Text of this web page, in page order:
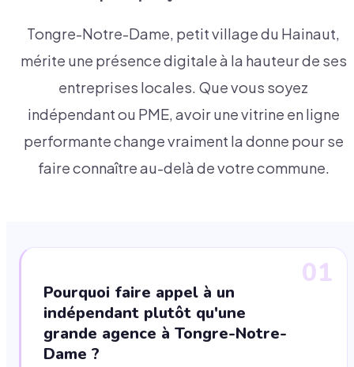
Tongre-Notre-Dame, petit village du Hainaut,
mérite une présence digitale à la hauteur de ses
entreprises locales. Que vous soyez
indépendant ou PME, avoir une vitrine en ligne
performante change vraiment la donne pour se
faire connaître au-delà de votre commune.
01
Pourquoi faire appel à un
indépendant plutôt qu'une
grande agence à Tongre-Notre-
Dame ?